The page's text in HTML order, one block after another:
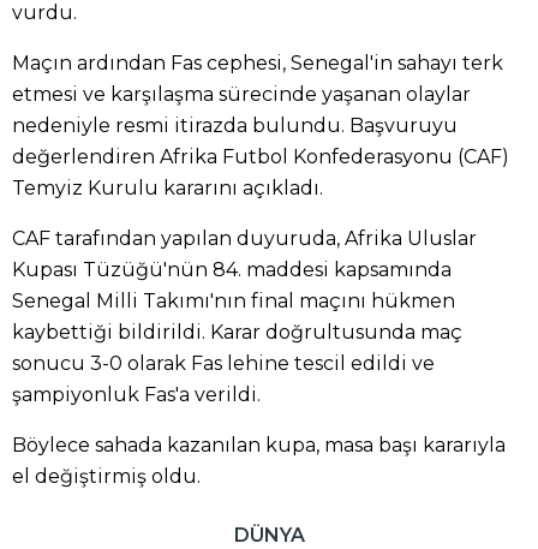
vurdu.
Maçın ardından Fas cephesi, Senegal'in sahayı terk
etmesi ve karşılaşma sürecinde yaşanan olaylar
nedeniyle resmi itirazda bulundu. Başvuruyu
değerlendiren Afrika Futbol Konfederasyonu (CAF)
Temyiz Kurulu kararını açıkladı.
CAF tarafından yapılan duyuruda, Afrika Uluslar
Kupası Tüzüğü'nün 84. maddesi kapsamında
Senegal Milli Takımı'nın final maçını hükmen
kaybettiği bildirildi. Karar doğrultusunda maç
sonucu 3-0 olarak Fas lehine tescil edildi ve
şampiyonluk Fas'a verildi.
Böylece sahada kazanılan kupa, masa başı kararıyla
el değiştirmiş oldu.
DÜNYA